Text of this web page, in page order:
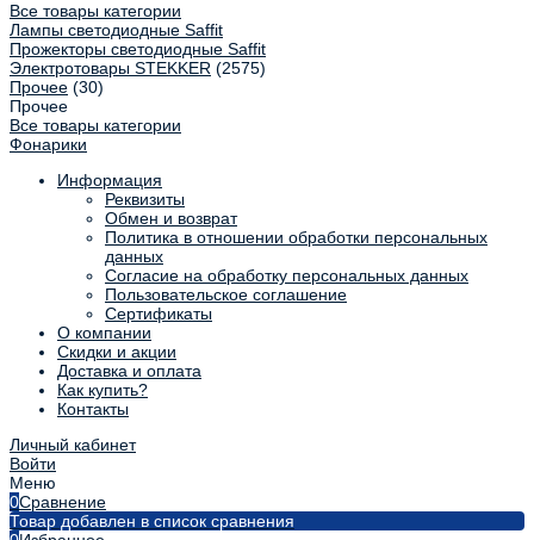
Все товары категории
Лампы светодиодные Saffit
Прожекторы светодиодные Saffit
Электротовары STEKKER (2575)
Прочее (30)
Прочее
Все товары категории
Фонарики
Информация
Реквизиты
Обмен и возврат
Политика в отношении обработки персональных
данных
Согласие на обработку персональных данных
Пользовательское соглашение
Сертификаты
О компании
Скидки и акции
Доставка и оплата
Как купить?
Контакты
Личный кабинет
Войти
Меню
0Сравнение
Товар добавлен в список сравнения